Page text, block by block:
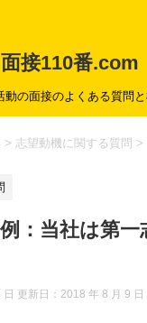
面接110番.com
動の面接のよくある質問
> 志望動機に関する質問 >
：当社は第一
更新日： 2018 年 8 月 9 日